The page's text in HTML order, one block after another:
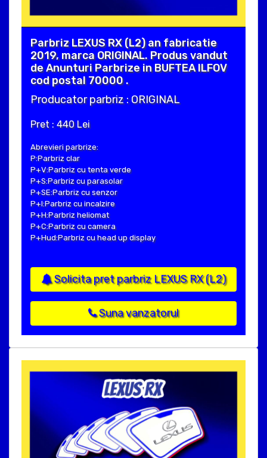
Parbriz LEXUS RX (L2) an fabricatie
2019, marca ORIGINAL. Produs vandut
de Anunturi Parbrize in BUFTEA ILFOV
cod postal 70000 .
Producator parbriz : ORIGINAL
Pret : 440 Lei
Abrevieri parbrize:
P:Parbriz clar
P+V:Parbriz cu tenta verde
P+S:Parbriz cu parasolar
P+SE:Parbriz cu senzor
P+I:Parbriz cu incalzire
P+H:Parbriz heliomat
P+C:Parbriz cu camera
P+Hud:Parbriz cu head up display
Solicita pret parbriz LEXUS RX (L2)
Suna vanzatorul